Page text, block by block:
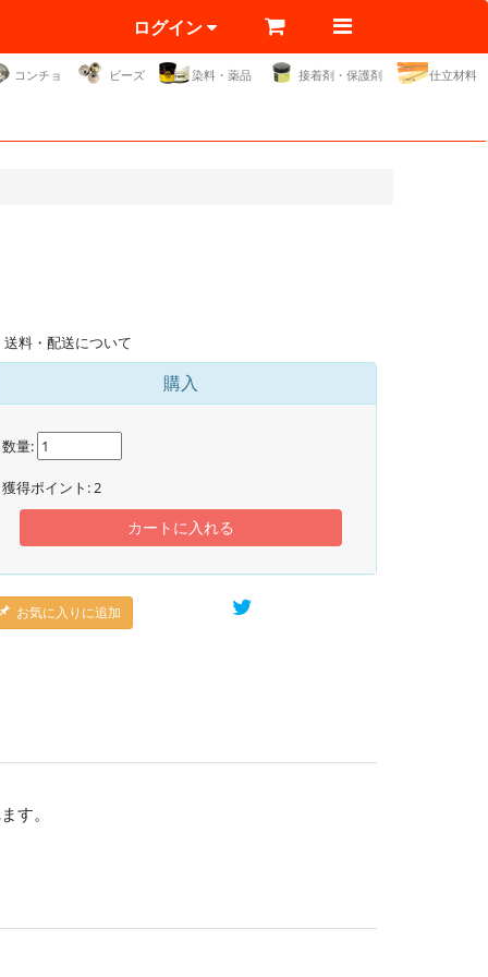
ログイン
コンチョ ビーズ 染料・薬品 接着剤・保護剤 仕立材料
送料・配送について
購入
数量:
獲得ポイント:2
カートに入れる
お気に入りに追加
す。